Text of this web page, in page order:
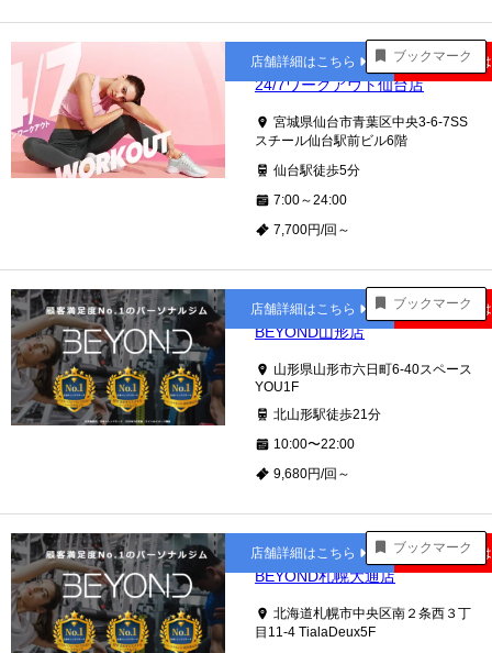
ブックマーク
仙台
24/7ワークアウト仙台店
宮城県仙台市青葉区中央3-6-7SS
スチール仙台駅前ビル6階
仙台駅徒歩5分
7:00～24:00
7,700円/回～
店舗詳細はこちら 公式サイト
ブックマーク
北山形
BEYOND山形店
山形県山形市六日町6-40スペース
YOU1F
北山形駅徒歩21分
10:00〜22:00
9,680円/回～
店舗詳細はこちら 公式サイト
ブックマーク
大通
BEYOND札幌大通店
北海道札幌市中央区南２条西３丁
目11-4 TialaDeux5F
店舗詳細はこちら 公式サイト